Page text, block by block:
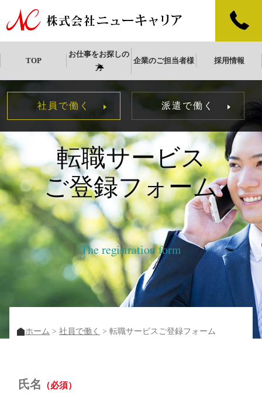
TOP
お仕事をお探しの
方
企業のご担当者様 採用情報
社員で働く 派遣で働く
転職サービス
ご登録フォーム
The registration form
ホーム 社員で働く 転職サービスご登録フォーム
氏名